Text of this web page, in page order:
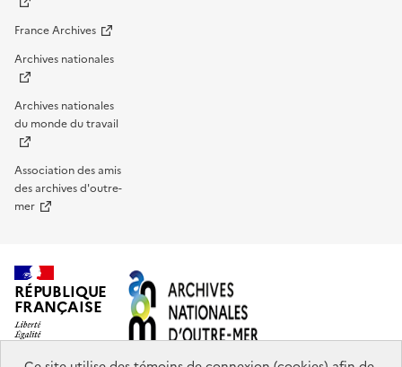
France Archives
Archives nationales
Archives nationales
du monde du travail
Association des amis
des archives d'outre-
mer
RÉPUBLIQUE
FRANÇAISE